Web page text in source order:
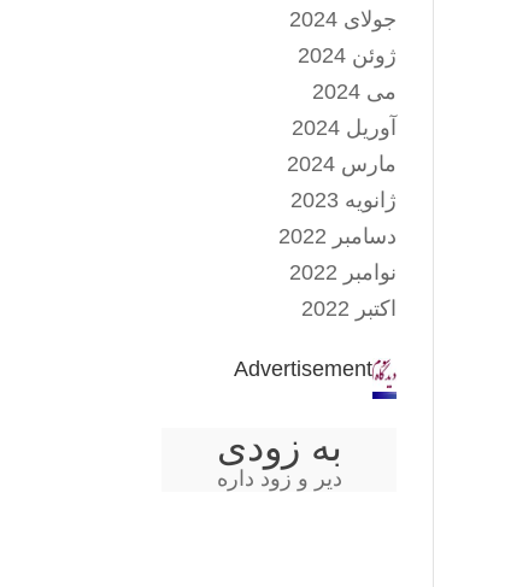
جولای 2024
ژوئن 2024
می 2024
آوریل 2024
مارس 2024
ژانویه 2023
دسامبر 2022
نوامبر 2022
اکتبر 2022
Advertisement
به زودی
دیر و زود داره